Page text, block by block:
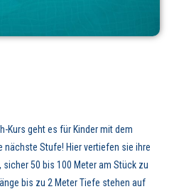
Kurs geht es für Kinder mit dem
Stufe! Hier vertiefen sie ihre
50 bis 100 Meter am Stück zu
bis zu 2 Meter Tiefe stehen auf